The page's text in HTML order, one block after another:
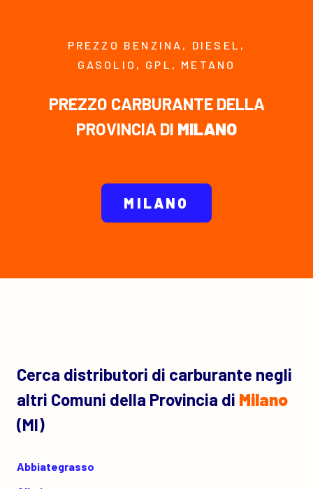
PREZZO BENZINA, DIESEL,
GASOLIO, GPL, METANO
PREZZO CARBURANTE DELLA
PROVINCIA DI MILANO
MILANO
Cerca distributori di carburante negli
altri Comuni della Provincia di Milano
(MI)
Abbiategrasso